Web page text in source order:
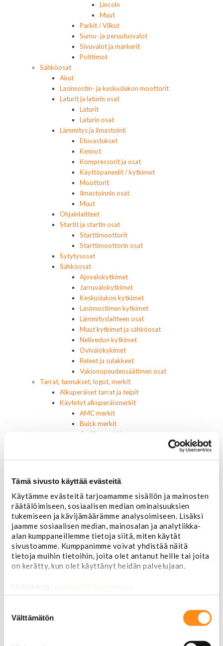
Tämä sivusto käyttää evästeitä
Käytämme evästeitä tarjoamamme sisällön ja mainosten
räätälöimiseen, sosiaalisen median ominaisuuksien
tukemiseen ja kävijämäärämme analysoimiseen. Lisäksi
jaamme sosiaalisen median, mainosalan ja analytiikka-
alan kumppaneillemme tietoja siitä, miten käytät
sivustoamme. Kumppanimme voivat yhdistää näitä
tietoja muihin tietoihin, joita olet antanut heille tai joita
on kerätty, kun olet käyttänyt heidän palvelujaan.
Lisätietoja: jarimaki.fi/tietosuoja
valinta
Välttämätön
Lincoln
Muut
Parkit / Vilkut
Sumu- ja peruutusvalot
Sivuvalot ja markerit
Polttimot
Sähköosat
Akut
Lasinnostin- ja keskuslukon moottorit
Laturit ja laturin osat
Laturit
Laturin osat
Lämmitys ja ilmastointi
Etuvastukset
Kennot
Kompressorit ja osat
Käyttöpaneelit / kytkimet
Moottorit
Ilmastoinnin osat
Muut
Ohjainlaitteet
Startit ja startin osat
Starttimoottorit
Starttimoottorin osat
Sytytysosat
Sähköosat
Ajovalokytkimet
Jarruvalokytkimet
Keskuslukon kytkimet
Lasinnostimen kytkimet
Lämmityslaitteen osat
Muut kytkimet ja sähköosat
Nelivedon kytkimet
Ovivalokykimet
Releet ja sulakkeet
Vakionopeudensäätimen osat
Tarrat, tunnukset, logot, merkit
Alkuperäiset tarrat ja teipit
Käytetyt alkuperäismerkit
AMC merkit
Buick merkit
Cadillac merkit
Lincoln merkit
Mercury merkit
Oldsmobile merkit
Plymouth merkit
Pontiac merkit
Muut merkit
Merkit ja logot
Tarrat
Ulkopuolen varusteet ja ehostus